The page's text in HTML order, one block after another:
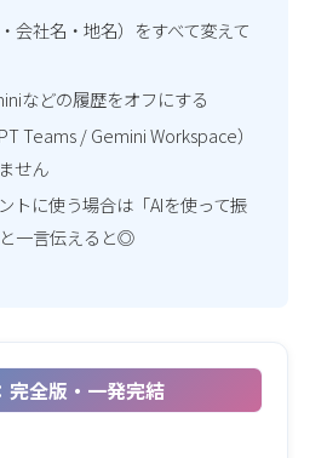
会社名・地名）をすべて変えて
などの履歴をオフにする
Teams / Gemini Workspace）
せん
トに使う場合は「AIを使って振
一言伝えると◎
全版・一発完結